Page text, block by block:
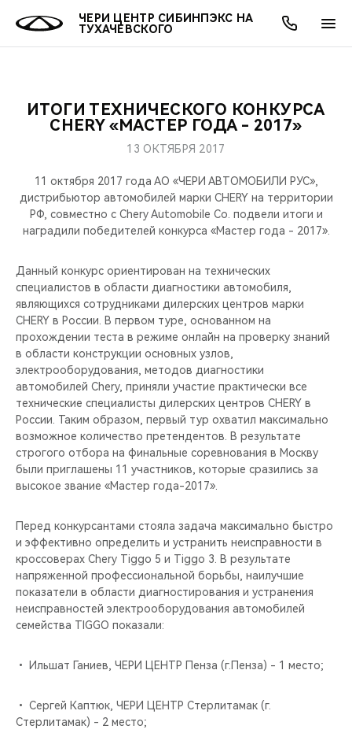
ЧЕРИ ЦЕНТР СИБИНПЭКС НА
ТУХАЧЕВСКОГО
МОДЕЛИ
КРОССОВЕРЫ
НОВИНКИ
ПОКУПАТЕЛЯМ
КРЕДИТ И СТРАХОВАНИЕ
ВЛАДЕЛЬЦАМ
ЗАПЧАСТИ И АКСЕССУАРЫ
ПОДДЕРЖКА
CHERY CONNECT
МИР CHERY
О БРЕНДЕ
CHERY В СОЦСЕТЯХ
ЛЮДИ CHERY
БЛАГОТВОРИТЕЛЬНОСТЬ
CHERY REMOTE
НАШИ МЕРОПРИЯТИЯ
ВИДЕООБЗОРЫ
АКЦИИ
ОНЛАЙН СЕРВИСЫ
КРЕДИТ
О КОМПАНИИ
МЫ В СОЦСЕТЯХ
ИТОГИ ТЕХНИЧЕСКОГО КОНКУРСА
CHERY «МАСТЕР ГОДА - 2017»
13 ОКТЯБРЯ 2017
11 октября 2017 года АО «ЧЕРИ АВТОМОБИЛИ РУС»,
дистрибьютор автомобилей марки CHERY на территории
РФ, совместно с Chery Automobile Co. подвели итоги и
наградили победителей конкурса «Мастер года - 2017».
Данный конкурс ориентирован на технических
специалистов в области диагностики автомобиля,
являющихся сотрудниками дилерских центров марки
CHERY в России. В первом туре, основанном на
прохождении теста в режиме онлайн на проверку знаний
в области конструкции основных узлов,
электрооборудования, методов диагностики
автомобилей Chery, приняли участие практически все
технические специалисты дилерских центров CHERY в
России. Таким образом, первый тур охватил максимально
возможное количество претендентов. В результате
строгого отбора на финальные соревнования в Москву
были приглашены 11 участников, которые сразились за
высокое звание «Мастер года-2017».
Перед конкурсантами стояла задача максимально быстро
и эффективно определить и устранить неисправности в
кроссоверах Chery Tiggo 5 и Tiggo 3. В результате
напряженной профессиональной борьбы, наилучшие
показатели в области диагностирования и устранения
неисправностей электрооборудования автомобилей
семейства TIGGO показали:
• Ильшат Ганиев, ЧЕРИ ЦЕНТР Пенза (г.Пенза) - 1 место;
• Сергей Каптюк, ЧЕРИ ЦЕНТР Стерлитамак (г.
Стерлитамак) - 2 место;